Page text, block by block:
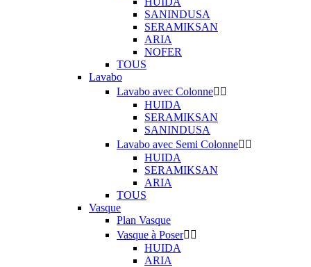
SANINDUSA
SERAMIKSAN
ARIA
NOFER
TOUS
Lavabo
Lavabo avec Colonne 
HUIDA
SERAMIKSAN
SANINDUSA
Lavabo avec Semi Colonne 
HUIDA
SERAMIKSAN
ARIA
TOUS
Vasque
Plan Vasque
Vasque à Poser 
HUIDA
ARIA